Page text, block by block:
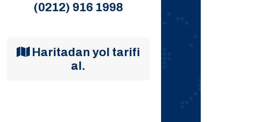
(0212) 916 1998
Haritadan yol tarifi
al.